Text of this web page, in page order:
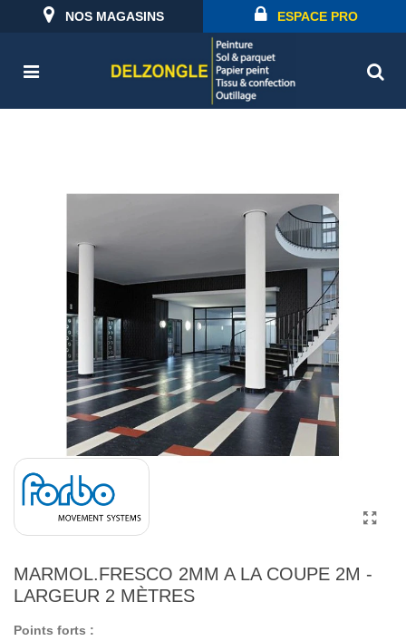
NOS MAGASINS ESPACE PRO
MARMOL.FRESCO 2MM A LA COUPE 2M -
LARGEUR 2 MÈTRES
Points forts :